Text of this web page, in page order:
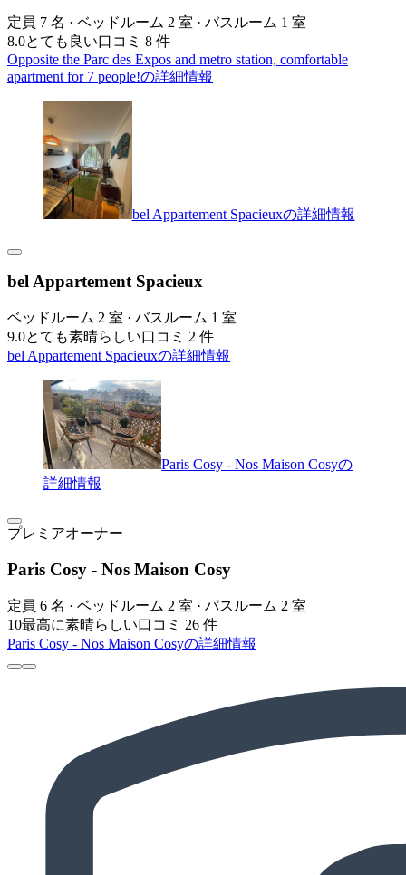
定員 7 名 · ベッドルーム 2 室 · バスルーム 1 室
8.0とても良い口コミ 8 件
Opposite the Parc des Expos and metro station, comfortable
apartment for 7 people!の詳細情報
bel Appartement Spacieuxの詳細情報
bel Appartement Spacieux
ベッドルーム 2 室 · バスルーム 1 室
9.0とても素晴らしい口コミ 2 件
bel Appartement Spacieuxの詳細情報
Paris Cosy - Nos Maison Cosyの
詳細情報
プレミアオーナー
Paris Cosy - Nos Maison Cosy
定員 6 名 · ベッドルーム 2 室 · バスルーム 2 室
10最高に素晴らしい口コミ 26 件
Paris Cosy - Nos Maison Cosyの詳細情報